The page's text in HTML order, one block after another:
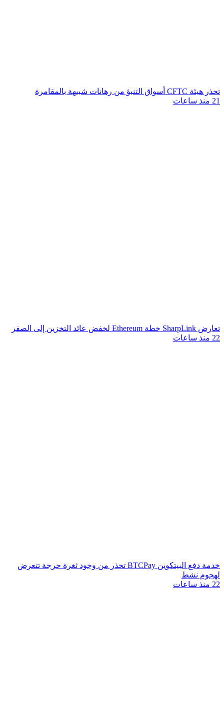
تحذر هيئة CFTC أسواق التنبؤ من رهانات شبيهة بالمقامرة
21 منذ ساعات
تعارض SharpLink خطة Ethereum لخفض عائد التخزين إلى الصفر
22 منذ ساعات
خدمة دفع البيتكوين BTCPay تحذر من وجود ثغرة حرجة تتعرض
لهجوم نشط
22 منذ ساعات